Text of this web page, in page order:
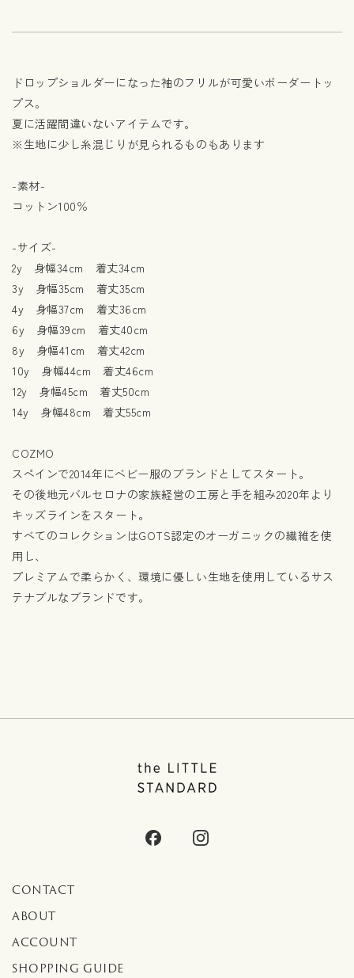
ドロップショルダーになった袖のフリルが可愛いボーダートッ
プス。
夏に活躍間違いないアイテムです。
※生地に少し糸混じりが見られるものもあります
-素材-
コットン100％
-サイズ-
2y 身幅34cm 着丈34cm
3y 身幅35cm 着丈35cm
4y 身幅37cm 着丈36cm
6y 身幅39cm 着丈40cm
8y 身幅41cm 着丈42cm
10y 身幅44cm 着丈46cm
12y 身幅45cm 着丈50cm
14y 身幅48cm 着丈55cm
COZMO
スペインで2014年にベビー服のブランドとしてスタート。
その後地元バルセロナの家族経営の工房と手を組み2020年より
キッズラインをスタート。
すべてのコレクションはGOTS認定のオーガニックの繊維を使
用し、
プレミアムで柔らかく、環境に優しい生地を使用しているサス
テナブルなブランドです。
CONTACT
ABOUT
ACCOUNT
SHOPPING GUIDE